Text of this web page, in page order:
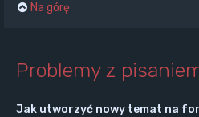
Na górę
Problemy z
Jak utworzyć nowy temat na